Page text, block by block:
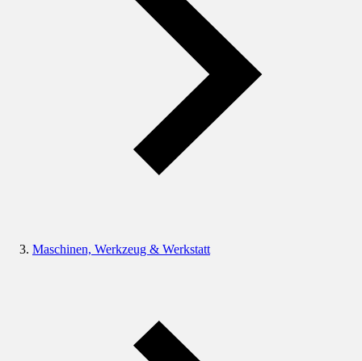
Maschinen, Werkzeug & Werkstatt